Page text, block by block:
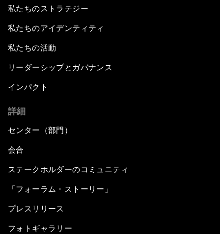
私たちのストラテジー
私たちのアイデンティティ
私たちの活動
リーダーシップとガバナンス
インパクト
詳細
センター（部門）
会合
ステークホルダーのコミュニティ
「フォーラム・ストーリー」
プレスリリース
フォトギャラリー